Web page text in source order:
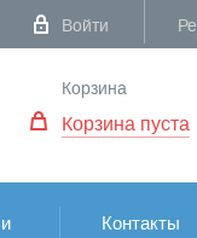
Войти
Корзина
Корзина пуста
Контакты